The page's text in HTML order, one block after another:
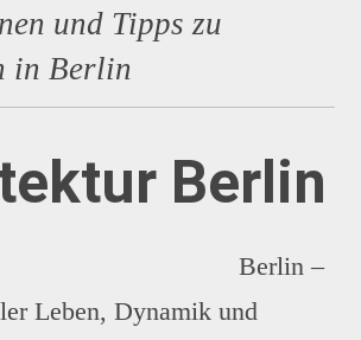
und Tipps zu
in Berlin
Berlin
Berlin –
Leben, Dynamik und